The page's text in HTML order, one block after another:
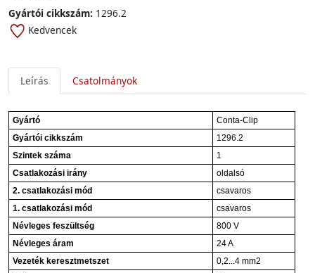
Gyártói cikkszám: 1296.2
Kedvencek
Leírás Csatolmányok
Gyártó
Conta-Clip
Gyártói cikkszám
1296.2
Szintek száma
1
Csatlakozási irány
oldalsó
2. csatlakozási mód
csavaros
1. csatlakozási mód
csavaros
Névleges feszültség
800 V
Névleges áram
24 A
Vezeték keresztmetszet
0,2...4 mm2